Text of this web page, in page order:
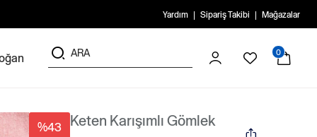
Yardım Sipariş Takibi Mağazalar
0
%43 Keten Karışımlı Gömlek